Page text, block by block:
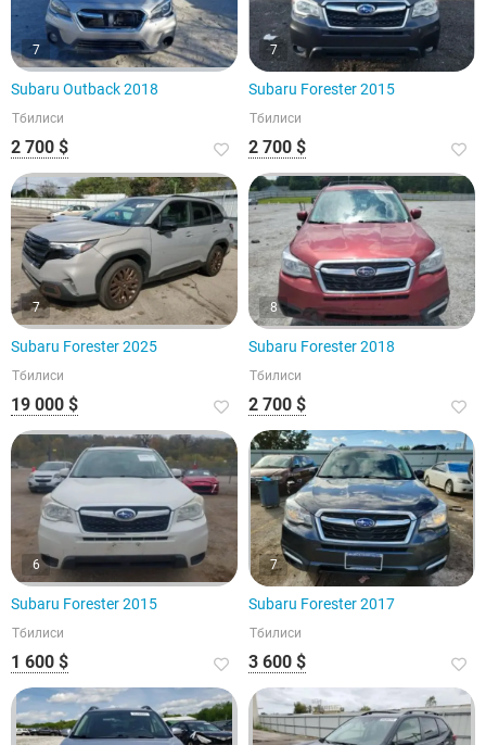
7
Subaru Outback 2018
Тбилиси
2 700 $
7
Subaru Forester 2015
Тбилиси
2 700 $
7
Subaru Forester 2025
Тбилиси
19 000 $
8
Subaru Forester 2018
Тбилиси
2 700 $
6
Subaru Forester 2015
Тбилиси
1 600 $
7
Subaru Forester 2017
Тбилиси
3 600 $